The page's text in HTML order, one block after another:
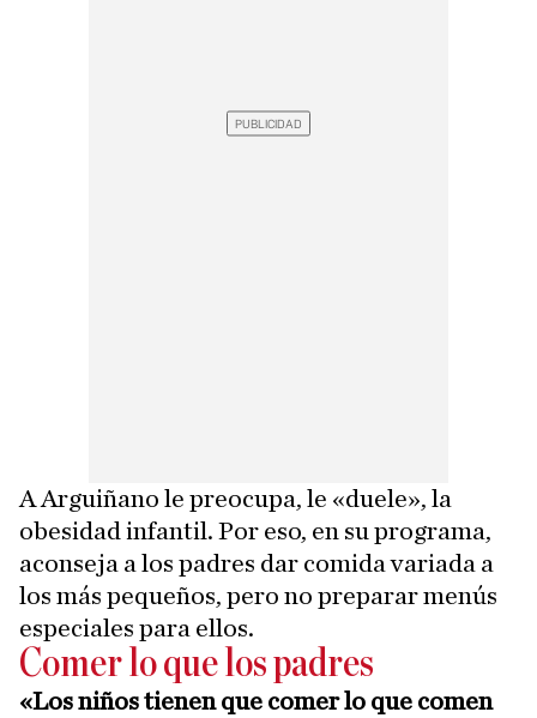
A Arguiñano le preocupa, le «duele», la
obesidad infantil. Por eso, en su programa,
aconseja a los padres dar comida variada a
los más pequeños, pero no preparar menús
especiales para ellos.
Comer lo que los padres
«Los niños tienen que comer lo que comen